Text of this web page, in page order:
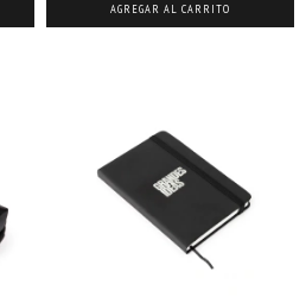
AGREGAR AL CARRITO